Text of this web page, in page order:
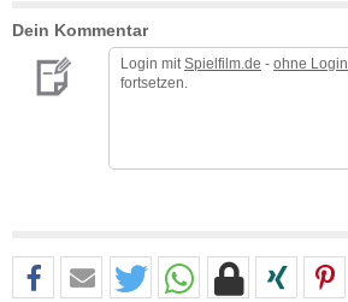
Dein Kommentar
Login mit Spielfilm.de - ohne Login
fortsetzen.